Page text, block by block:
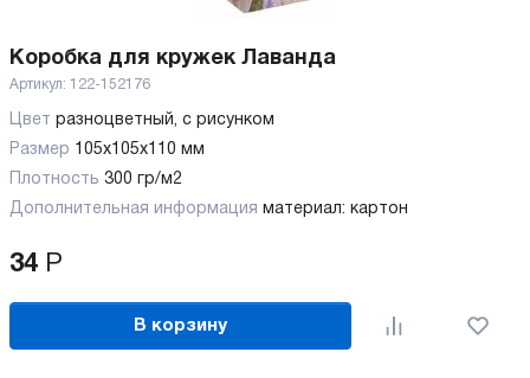
Коробка для кружек Лаванда
Артикул: 122-152176
Цвет разноцветный, с рисунком
Размер 105х105х110 мм
Плотность 300 гр/м2
Дополнительная информация материал: картон
34 Р
В корзину